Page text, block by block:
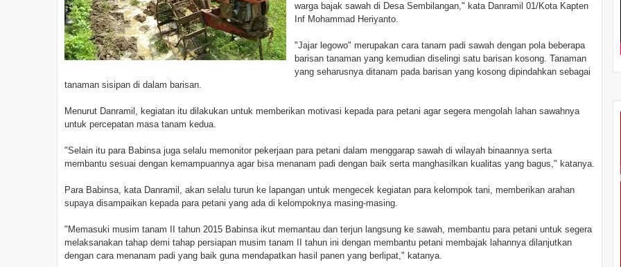
warga bajak sawah di Desa Sembilangan," kata Danramil 01/Kota Kapten
Inf Mohammad Heriyanto.
"Jajar legowo" merupakan cara tanam padi sawah dengan pola beberapa
barisan tanaman yang kemudian diselingi satu barisan kosong. Tanaman
yang seharusnya ditanam pada barisan yang kosong dipindahkan sebagai
tanaman sisipan di dalam barisan.
Menurut Danramil, kegiatan itu dilakukan untuk memberikan motivasi kepada para petani agar segera mengolah lahan sawahnya
untuk percepatan masa tanam kedua.
"Selain itu para Babinsa juga selalu memonitor pekerjaan para petani dalam menggarap sawah di wilayah binaannya serta
membantu sesuai dengan kemampuannya agar bisa menanam padi dengan baik serta manghasilkan kualitas yang bagus," katanya.
Para Babinsa, kata Danramil, akan selalu turun ke lapangan untuk mengecek kegiatan para kelompok tani, memberikan arahan
supaya disampaikan kepada para petani yang ada di kelompoknya masing-masing.
"Memasuki musim tanam II tahun 2015 Babinsa ikut memantau dan terjun langsung ke sawah, membantu para petani untuk segera
melaksanakan tahap demi tahap persiapan musim tanam II tahun ini dengan membantu petani membajak lahannya dilanjutkan
dengan cara menanam padi yang baik guna mendapatkan hasil panen yang berlipat," katanya.